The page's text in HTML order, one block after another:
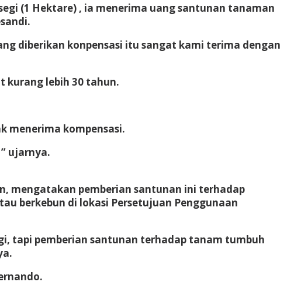
(1 Hektare) , ia menerima uang santunan tanaman
diberikan konpensasi itu sangat kami terima dengan
kurang lebih 30 tahun.
menerima kompensasi.
ujarnya.
mengatakan pemberian santunan ini terhadap
berkebun di lokasi Persetujuan Penggunaan
tapi pemberian santunan terhadap tanam tumbuh